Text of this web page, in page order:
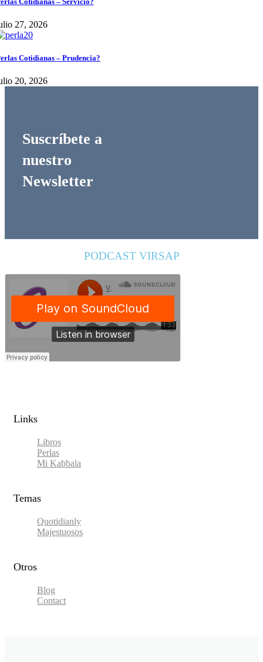
27, 2026
Cotidianas – Prudencia?
20, 2026
Suscríbete a
nuestro
Newsletter
PODCAST VIRSAP
Links​
Libros
Perlas
Mi Kabbala
Temas
Quotidianly
Majestuosos
Otros
Blog
Contact